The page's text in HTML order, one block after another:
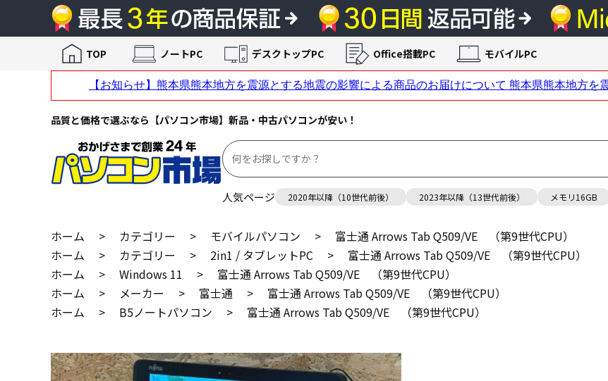
品質と価格で選ぶなら【パソコン市場】新品・中古パソコンが安い！
人気ページ 2020年以降（10世代前後） 2023年以降（13世代前後） メモリ16GB
TOP ノートPC デスクトップPC Office搭載PC モバイルPC
ホーム > カテゴリー > モバイルパソコン >
富士通 Arrows Tab Q509/VE （第9世代CPU）
ホーム
> カテゴリー > 2in1 / タブレットPC >
富士通 Arrows Tab Q509/VE （第9世代CPU）
ホーム
> Windows 11 >
富士通 Arrows Tab Q509/VE （第9世代CPU）
ホーム
> メーカー > 富士通 >
富士通 Arrows Tab Q509/VE （第9世代CPU）
ホーム
> B5ノートパソコン > 富士通 Arrows Tab Q509/VE （第9世代CPU）